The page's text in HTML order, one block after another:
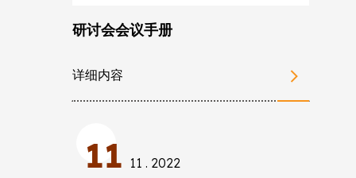
研讨会会议手册
详细内容
11 11 . 2022